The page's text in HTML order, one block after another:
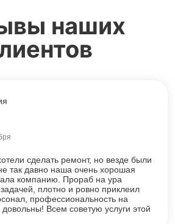
наших
сделать ремонт, но везде были
так давно наша очень хорошая
компанию. Прораб на ура
плотно и ровно приклеил
профессиональность на
Всем советую услуги этой